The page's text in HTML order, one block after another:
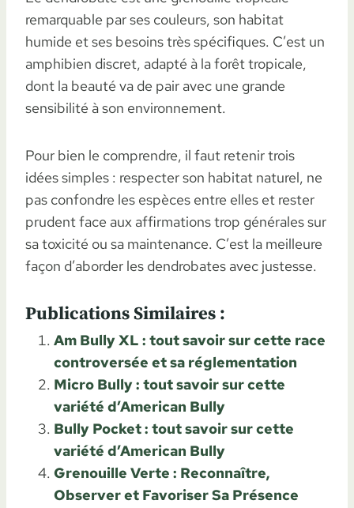
remarquable par ses couleurs, son habitat
humide et ses besoins très spécifiques. C’est un
amphibien discret, adapté à la forêt tropicale,
dont la beauté va de pair avec une grande
sensibilité à son environnement.
Pour bien le comprendre, il faut retenir trois
idées simples : respecter son habitat naturel, ne
pas confondre les espèces entre elles et rester
prudent face aux affirmations trop générales sur
sa toxicité ou sa maintenance. C’est la meilleure
façon d’aborder les dendrobates avec justesse.
Publications Similaires :
Am Bully XL : tout savoir sur cette race
controversée et sa réglementation
Micro Bully : tout savoir sur cette
variété d’American Bully
Bully Pocket : tout savoir sur cette
variété d’American Bully
Grenouille Verte : Reconnaître,
Observer et Favoriser Sa Présence